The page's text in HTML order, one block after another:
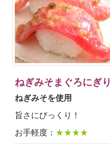
ねぎみそまぐろにぎり
ねぎみそを使用
旨さにびっくり！
お手軽度： ★★★★